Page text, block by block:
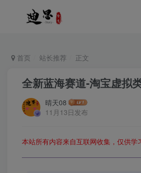
首页 站长推荐 正文
全新蓝海赛道-淘宝虚拟
晴天08
11月13日发布
本站所有内容来自互联网收集，仅供